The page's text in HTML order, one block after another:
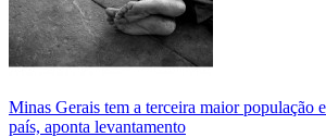
Minas Gerais tem a terceira maior população
país, aponta levantamento